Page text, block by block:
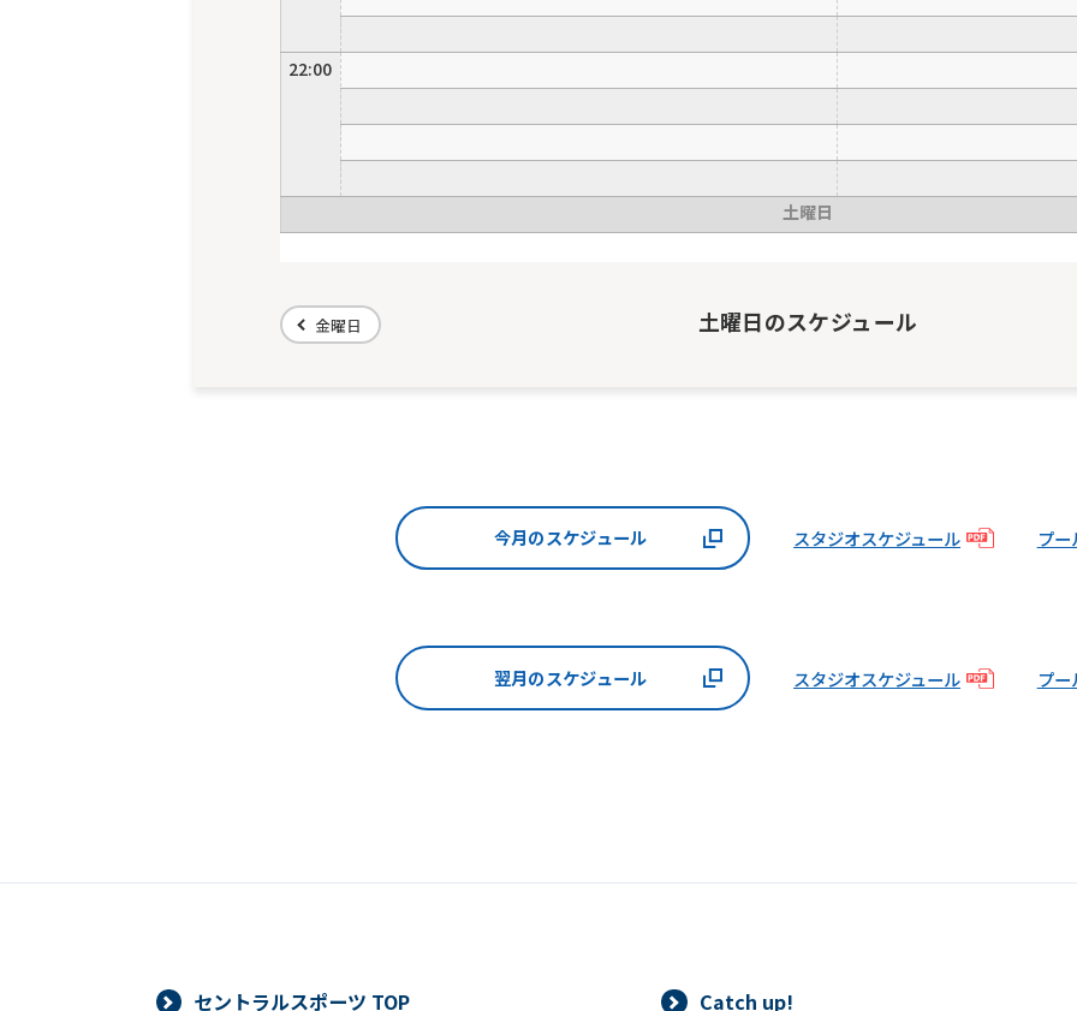
22:00
土曜日
金曜日 土曜日のスケジュール
今月のスケジュール スタジオスケジュール プ
翌月のスケジュール スタジオスケジュール プ
セントラルスポーツ TOP
Catch up!